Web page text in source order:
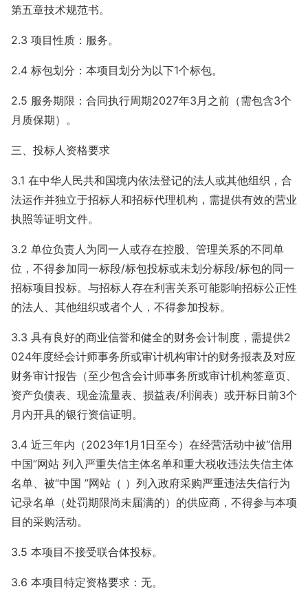
第五章技术规范书。
2.3 项目性质：服务。
2.4 标包划分：本项目划分为以下1个标包。
2.5 服务期限：合同执行周期2027年3月之前（需包含3个
月质保期）。
三、投标人资格要求
3.1 在中华人民共和国境内依法登记的法人或其他组织，合
法运作并独立于招标人和招标代理机构，需提供有效的营业
执照等证明文件。
3.2 单位负责人为同一人或存在控股、管理关系的不同单
位，不得参加同一标段/标包投标或未划分标段/标包的同一
招标项目投标。与招标人存在利害关系可能影响招标公正性
的法人、其他组织或者个人，不得参加投标。
3.3 具有良好的商业信誉和健全的财务会计制度，需提供2
024年度经会计师事务所或审计机构审计的财务报表及对应
财务审计报告（至少包含会计师事务所或审计机构签章页、
资产负债表、现金流量表、损益表/利润表）或开标日前3个
月内开具的银行资信证明。
3.4 近三年内（2023年1月1日至今）在经营活动中被“信用
中国”网站 列入严重失信主体名单和重大税收违法失信主体
名单、被“中国 ”网站（ ）列入政府采购严重违法失信行为
记录名单（处罚期限尚未届满的）的供应商，不得参与本项
目的采购活动。
3.5 本项目不接受联合体投标。
3.6 本项目特定资格要求：无。